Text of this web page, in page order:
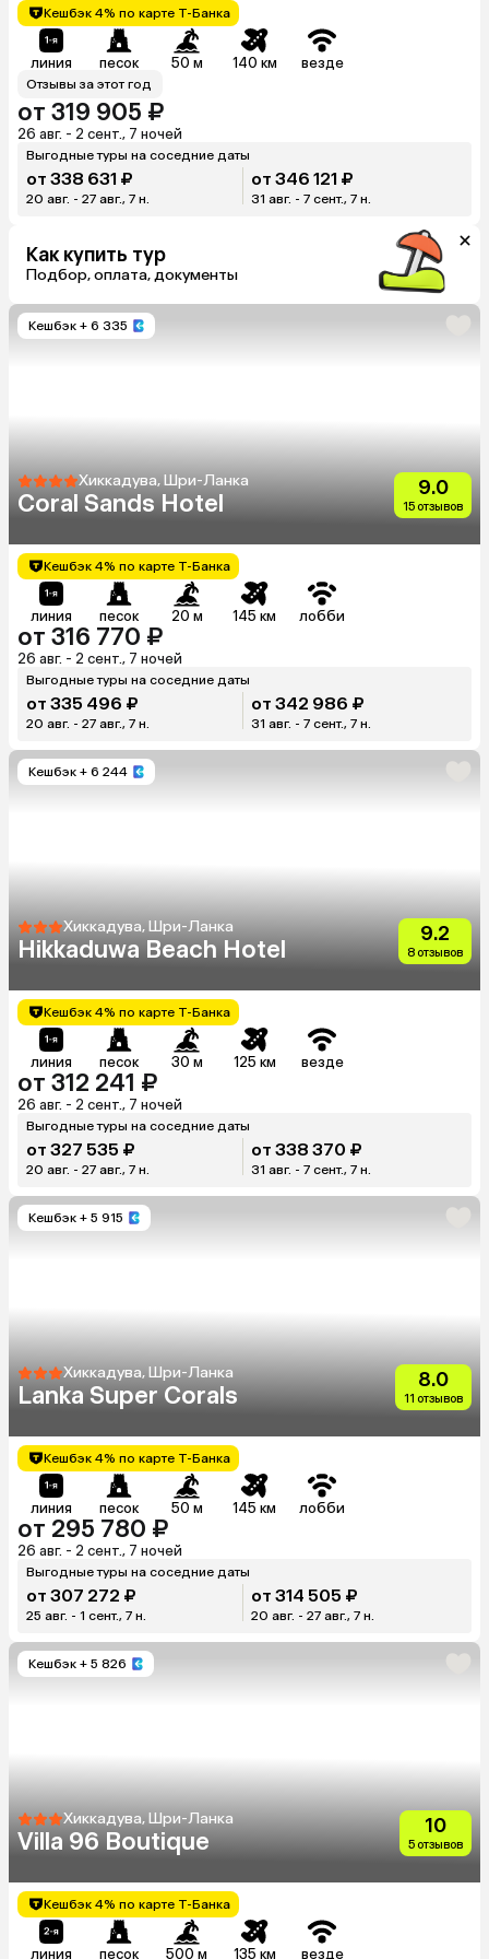
Кешбэк 4% по карте Т-Банка
линия песок 50 м 140 км везде
Отзывы за этот год
от 319 905 ₽
26 авг. - 2 сент., 7 ночей
Выгодные туры на соседние даты
от 338 631 ₽
20 авг. - 27 авг., 7 н.
от 346 121 ₽
31 авг. - 7 сент., 7 н.
Как купить тур
Подбор, оплата, документы
Кешбэк + 6 335
Хиккадува, Шри-Ланка
Coral Sands Hotel
9.0
15 отзывов
Кешбэк 4% по карте Т-Банка
линия песок 20 м 145 км лобби
от 316 770 ₽
26 авг. - 2 сент., 7 ночей
Выгодные туры на соседние даты
от 335 496 ₽
20 авг. - 27 авг., 7 н.
от 342 986 ₽
31 авг. - 7 сент., 7 н.
Кешбэк + 6 244
Хиккадува, Шри-Ланка
Hikkaduwa Beach Hotel
9.2
8 отзывов
Кешбэк 4% по карте Т-Банка
линия песок 30 м 125 км везде
от 312 241 ₽
26 авг. - 2 сент., 7 ночей
Выгодные туры на соседние даты
от 327 535 ₽
20 авг. - 27 авг., 7 н.
от 338 370 ₽
31 авг. - 7 сент., 7 н.
Кешбэк + 5 915
Хиккадува, Шри-Ланка
Lanka Super Corals
8.0
11 отзывов
Кешбэк 4% по карте Т-Банка
линия песок 50 м 145 км лобби
от 295 780 ₽
26 авг. - 2 сент., 7 ночей
Выгодные туры на соседние даты
от 307 272 ₽
25 авг. - 1 сент., 7 н.
от 314 505 ₽
20 авг. - 27 авг., 7 н.
Кешбэк + 5 826
Хиккадува, Шри-Ланка
Villa 96 Boutique
10
5 отзывов
Кешбэк 4% по карте Т-Банка
линия песок 500 м 135 км везде